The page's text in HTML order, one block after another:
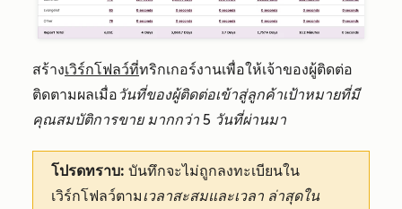
สร้างเวิร์กโฟลว์ที่ทริกเกอร์งานเพื่อให้เจ้าของผู้ติดต่อ
ติดตามผลเมื่อวันที่ของผู้ติดต่อเข้าสู่ลูกค้าเป้าหมายที่มี
คุณสมบัติการขาย มากกว่า 5 วันที่ผ่านมา
โปรดทราบ: บันทึกจะไม่ถูกลงทะเบียนใน
เวิร์กโฟลว์ตามเวลาสะสมและเวลา ล่าสุดใน